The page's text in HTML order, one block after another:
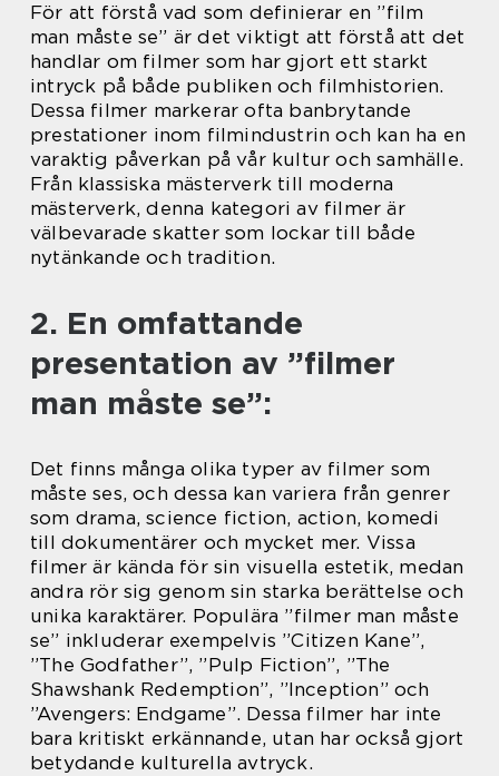
För att förstå vad som definierar en ”film
man måste se” är det viktigt att förstå att det
handlar om filmer som har gjort ett starkt
intryck på både publiken och filmhistorien.
Dessa filmer markerar ofta banbrytande
prestationer inom filmindustrin och kan ha en
varaktig påverkan på vår kultur och samhälle.
Från klassiska mästerverk till moderna
mästerverk, denna kategori av filmer är
välbevarade skatter som lockar till både
nytänkande och tradition.
2. En omfattande
presentation av ”filmer
man måste se”:
Det finns många olika typer av filmer som
måste ses, och dessa kan variera från genrer
som drama, science fiction, action, komedi
till dokumentärer och mycket mer. Vissa
filmer är kända för sin visuella estetik, medan
andra rör sig genom sin starka berättelse och
unika karaktärer. Populära ”filmer man måste
se” inkluderar exempelvis ”Citizen Kane”,
”The Godfather”, ”Pulp Fiction”, ”The
Shawshank Redemption”, ”Inception” och
”Avengers: Endgame”. Dessa filmer har inte
bara kritiskt erkännande, utan har också gjort
betydande kulturella avtryck.